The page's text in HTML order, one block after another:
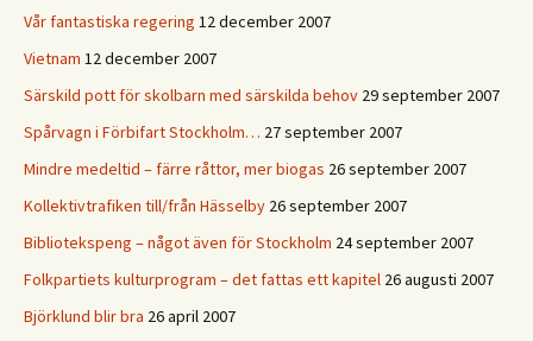
Vår fantastiska regering 12 december 2007
Vietnam 12 december 2007
Särskild pott för skolbarn med särskilda behov 29 september 2007
Spårvagn i Förbifart Stockholm… 27 september 2007
Mindre medeltid – färre råttor, mer biogas 26 september 2007
Kollektivtrafiken till/från Hässelby 26 september 2007
Bibliotekspeng – något även för Stockholm 24 september 2007
Folkpartiets kulturprogram – det fattas ett kapitel 26 augusti 2007
Björklund blir bra 26 april 2007